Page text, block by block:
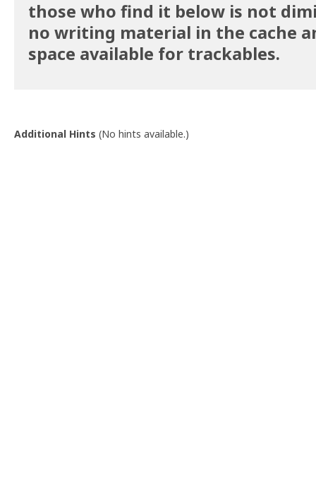
those who find it below is not
no writing material in the cache
space available for trackables.
Additional Hints (No hints available.)